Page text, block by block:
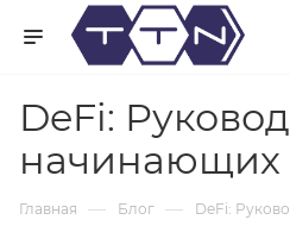
DeFi:
начинающих
Главная — Блог — DeFi: